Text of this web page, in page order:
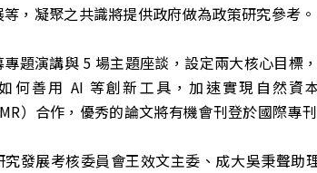
，凝聚之共識將提供政府做為政策研究參考。
題演講與 5 場主題座談，設定兩大核心目
何善用 AI 等創新工具，加速實現自然資
）合作，優秀的論文將有機會刊登於國際專
究發展考核委員會王效文主委、成大吳秉聲